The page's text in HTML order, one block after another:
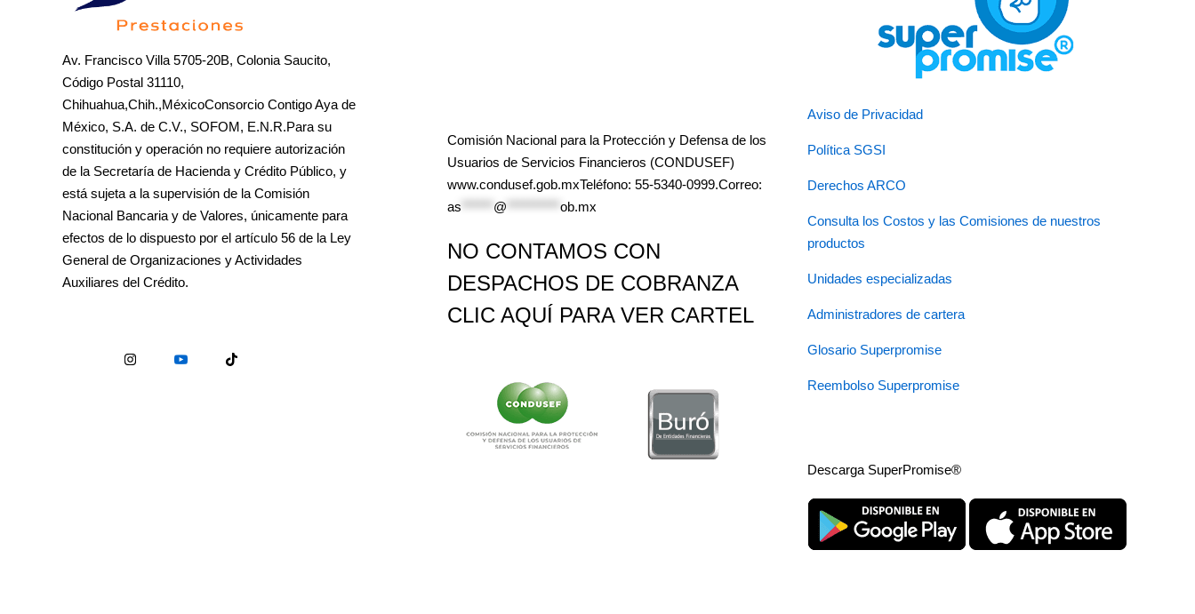
Av. Francisco Villa 5705-20B, Colonia Saucito,
Código Postal 31110,
Chihuahua,Chih.,MéxicoConsorcio Contigo Aya de
México, S.A. de C.V., SOFOM, E.N.R.Para su
constitución y operación no requiere autorización
de la Secretaría de Hacienda y Crédito Público, y
está sujeta a la supervisión de la Comisión
Nacional Bancaria y de Valores, únicamente para
efectos de lo dispuesto por el artículo 56 de la Ley
General de Organizaciones y Actividades
Auxiliares del Crédito.
Comisión Nacional para la Protección y Defensa de los
Usuarios de Servicios Financieros (CONDUSEF)
www.condusef.gob.mxTeléfono: 55-5340-0999.Correo:
as
@ ob.mx
NO CONTAMOS CON
DESPACHOS DE COBRANZA
CLIC AQUÍ PARA VER CARTEL
Aviso de Privacidad
Política SGSI
Derechos ARCO
Consulta los Costos y las Comisiones de nuestros
productos
Unidades especializadas
Administradores de cartera
Glosario Superpromise
Reembolso Superpromise
Descarga SuperPromise®